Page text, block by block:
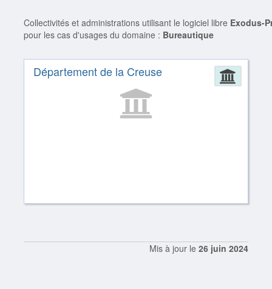
Collectivités et administrations utilisant le logiciel libre Exodus-
pour les cas d'usages du domaine : Bureautique
Département de la Creuse
Mis à jour le 26 juin 2024